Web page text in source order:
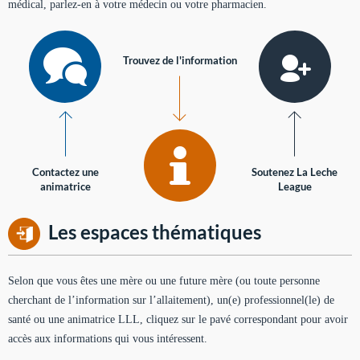
médical, parlez-en à votre médecin ou votre pharmacien.
Contactez une
animatrice
Trouvez de l'information
Soutenez La Leche
League
Les espaces thématiques
Selon que vous êtes une mère ou une future mère (ou toute personne
cherchant de l’information sur l’allaitement), un(e) professionnel(le) de
santé ou une animatrice LLL, cliquez sur le pavé correspondant pour avoir
accès aux informations qui vous intéressent.